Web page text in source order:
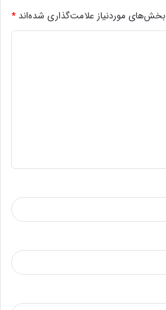
بخش‌های موردنیاز علامت‌گذاری شده‌اند *